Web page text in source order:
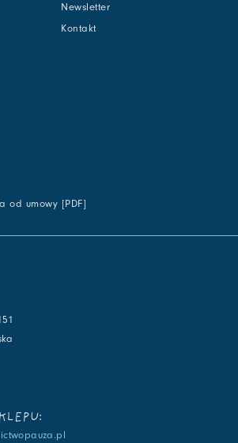
Newsletter
Kontakt
od umowy [PDF]